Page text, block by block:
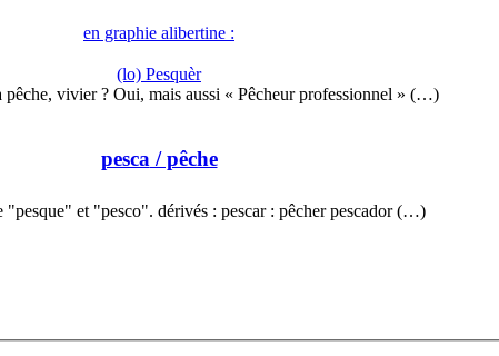
en graphie alibertine :
(lo) Pesquèr
pêche, vivier ? Oui, mais aussi « Pêcheur professionnel » (…)
pesca / pêche
"pesque" et "pesco". dérivés : pescar : pêcher pescador (…)